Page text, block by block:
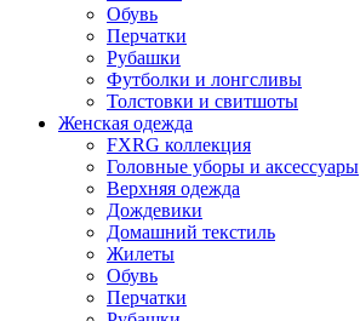
Обувь
Перчатки
Рубашки
Футболки и лонгсливы
Толстовки и свитшоты
Женская одежда
FXRG коллекция
Головные уборы и аксессуары
Верхняя одежда
Дождевики
Домашний текстиль
Жилеты
Обувь
Перчатки